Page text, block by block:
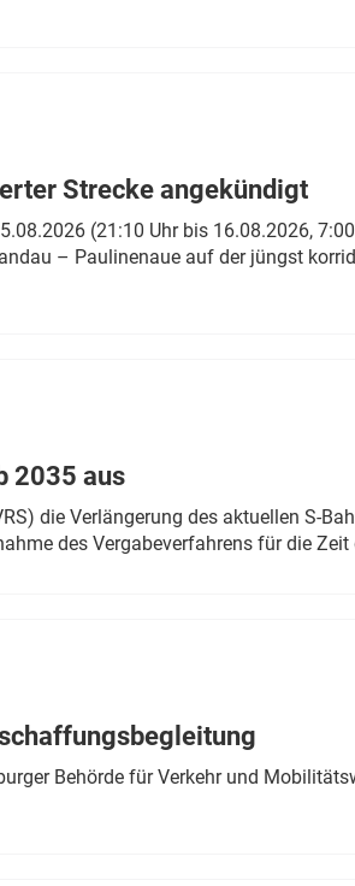
Strecke angekündigt
(21:10 Uhr bis 16.08.2026,
– Paulinenaue auf der jüngst
2035 aus
die Verlängerung des aktuellen S-
des Vergabeverfahrens für die Zeit
Behörde für Verkehr und